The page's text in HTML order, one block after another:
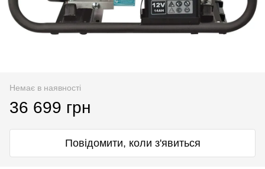
Немає в наявності
36 699 грн
Повідомити, коли з'явиться